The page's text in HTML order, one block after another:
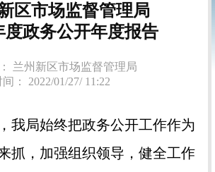
区市场监督管理局
度政务公开年度报告
兰州新区市场监督管理局
间： 2022/01/27/ 11:22
局始终把政务公开工作作为
抓，加强组织领导，健全工作